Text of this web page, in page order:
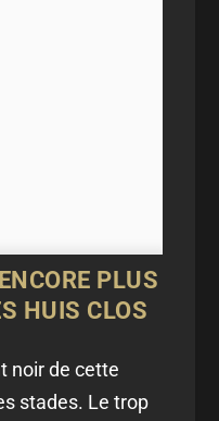
PLUS
HUIS CLOS
noir de cette
stades. Le trop